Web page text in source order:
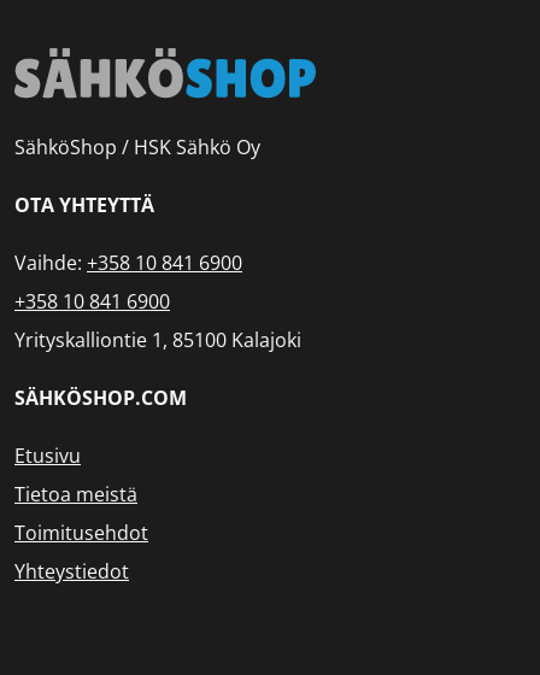
SähköShop / HSK Sähkö Oy
OTA YHTEYTTÄ
Vaihde: +358 10 841 6900
+358 10 841 6900
Yrityskalliontie 1, 85100 Kalajoki
SÄHKÖSHOP.COM
Etusivu
Tietoa meistä
Toimitusehdot
Yhteystiedot